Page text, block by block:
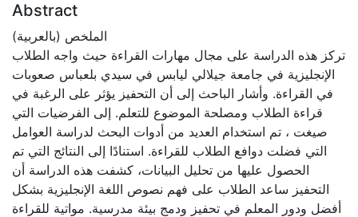
Abstract
الملخص (بالعربية)
تركز هذه الدراسة على مجال مهارات القراءة حيث واجه الطلاب
الإنجليزية في جامعة جيلالي ليابس في سيدي بلعباس صعوبات
في القراءة. وأشار الباحث إلى أن التحفيز يؤثر على الرغبة في
قراءة الطلاب ومصلحة الموضوع للتعلم. إلى الفرضيات التي
صيغت ، تم استخدام العديد من أدوات البحث لدراسة العوامل
التي فضلت دوافع الطلاب للقراءة. استنادًا إلى النتائج التي تم
الحصول عليها من تحليل البيانات، كشفت هذه الدراسة أن
التحفيز ساعد الطلاب على فهم نصوص اللغة الإنجليزية بشكل
أفضل ودور المعلم في تحفيز ودمج بيئة مدرسية. مواتية للقراءة